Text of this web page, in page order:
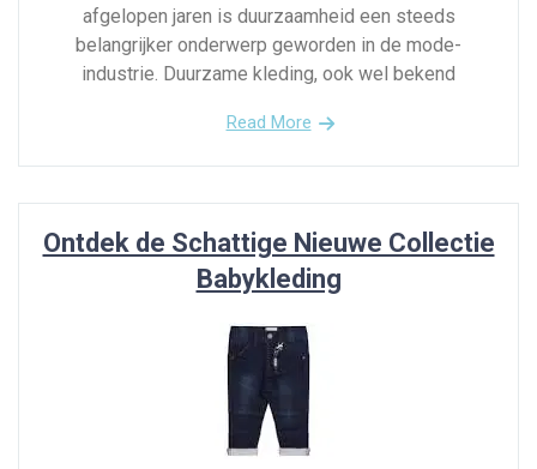
afgelopen jaren is duurzaamheid een steeds
belangrijker onderwerp geworden in de mode-
industrie. Duurzame kleding, ook wel bekend
Read More
Ontdek de Schattige Nieuwe Collectie
Babykleding